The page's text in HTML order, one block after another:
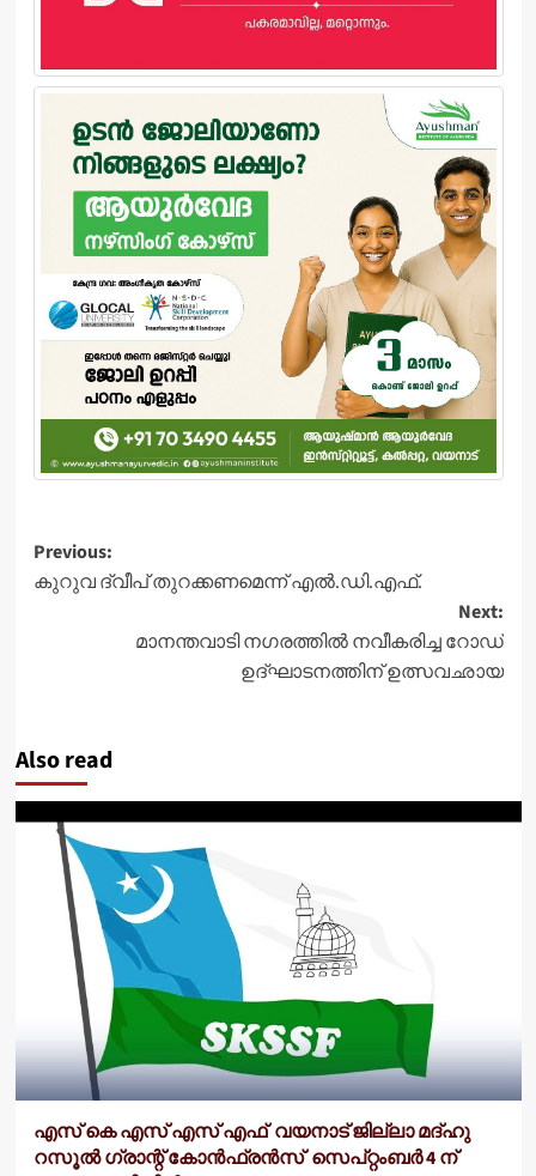
Post
navigation
Previous:
കുറുവ ദ്വീപ് തുറക്കണമെന്ന് എൽ.ഡി.എഫ്.
Next:
മാനന്തവാടി നഗരത്തിൽ നവീകരിച്ച റോഡ്
ഉദ്ഘാടനത്തിന് ഉത്സവഛായ
Also read
എസ് കെ എസ് എസ് എഫ് വയനാട് ജില്ലാ മദ്ഹു
റസൂൽ ഗ്രാന്റ് കോൻഫ്രൻസ് സെപ്റ്റംബർ 4 ന്